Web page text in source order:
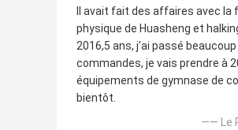
Il avait fait des affaires avec la
physique de Huasheng et
2016,5 ans, j'ai passé beaucoup
commandes, je vais prendre à
équipements de gymnase de
bientôt.
—— Le